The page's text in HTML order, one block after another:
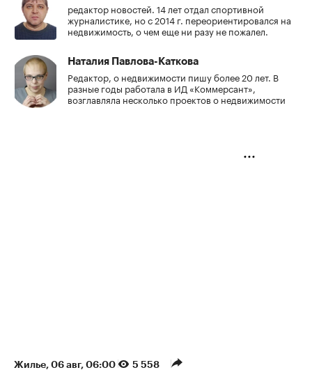
редактор новостей. 14 лет отдал спортивной
журналистике, но с 2014 г. переориентировался на
недвижимость, о чем еще ни разу не пожалел.
Наталия Павлова-Каткова
Редактор, о недвижимости пишу более 20 лет. В
разные годы работала в ИД «Коммерсант»,
возглавляла несколько проектов о недвижимости
Жилье 06 авг, 06:00 5 558